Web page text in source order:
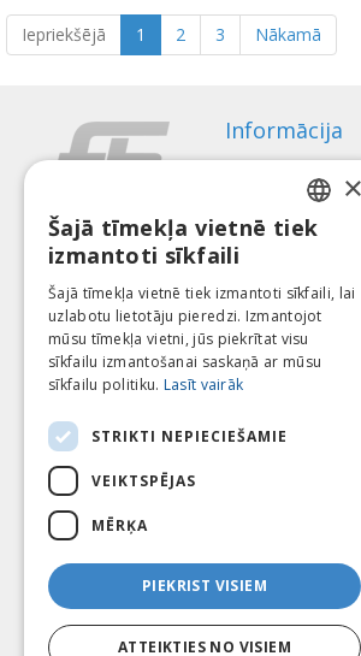
Iepriekšējā 1 2 3 Nākamā
Informācija
Apmaksas veidi
Atteikuma tiesības
Par mums
Kontakti
Lietošanas
Seko mums Atrodi mūs
Mēs pieņēmam
LATVIAN
LITHUANIAN
ESTONIAN
×
Šajā tīmekļa vietnē tiek
izmantoti sīkfaili
Šajā tīmekļa vietnē tiek izmantoti sīkfaili, lai
uzlabotu lietotāju pieredzi. Izmantojot
mūsu tīmekļa vietni, jūs piekrītat visu
sīkfailu izmantošanai saskaņā ar mūsu
sīkfailu politiku. Lasīt vairāk
STRIKTI NEPIECIEŠAMIE
VEIKTSPĒJAS
MĒRĶA
PIEKRIST VISIEM
ATTEIKTIES NO VISIEM